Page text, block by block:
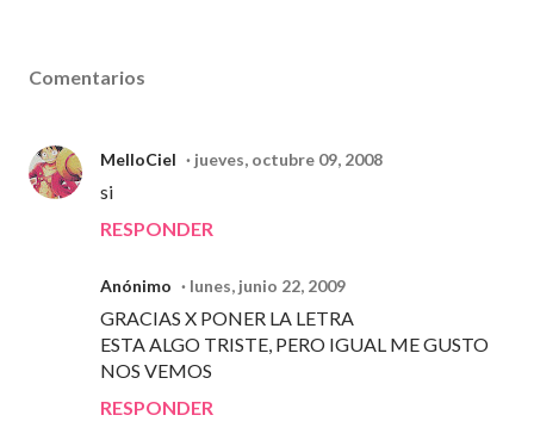
Comentarios
MelloCiel jueves, octubre 09, 2008
si
RESPONDER
Anónimo lunes, junio 22, 2009
GRACIAS X PONER LA LETRA
ESTA ALGO TRISTE, PERO IGUAL ME GUSTO
NOS VEMOS
RESPONDER